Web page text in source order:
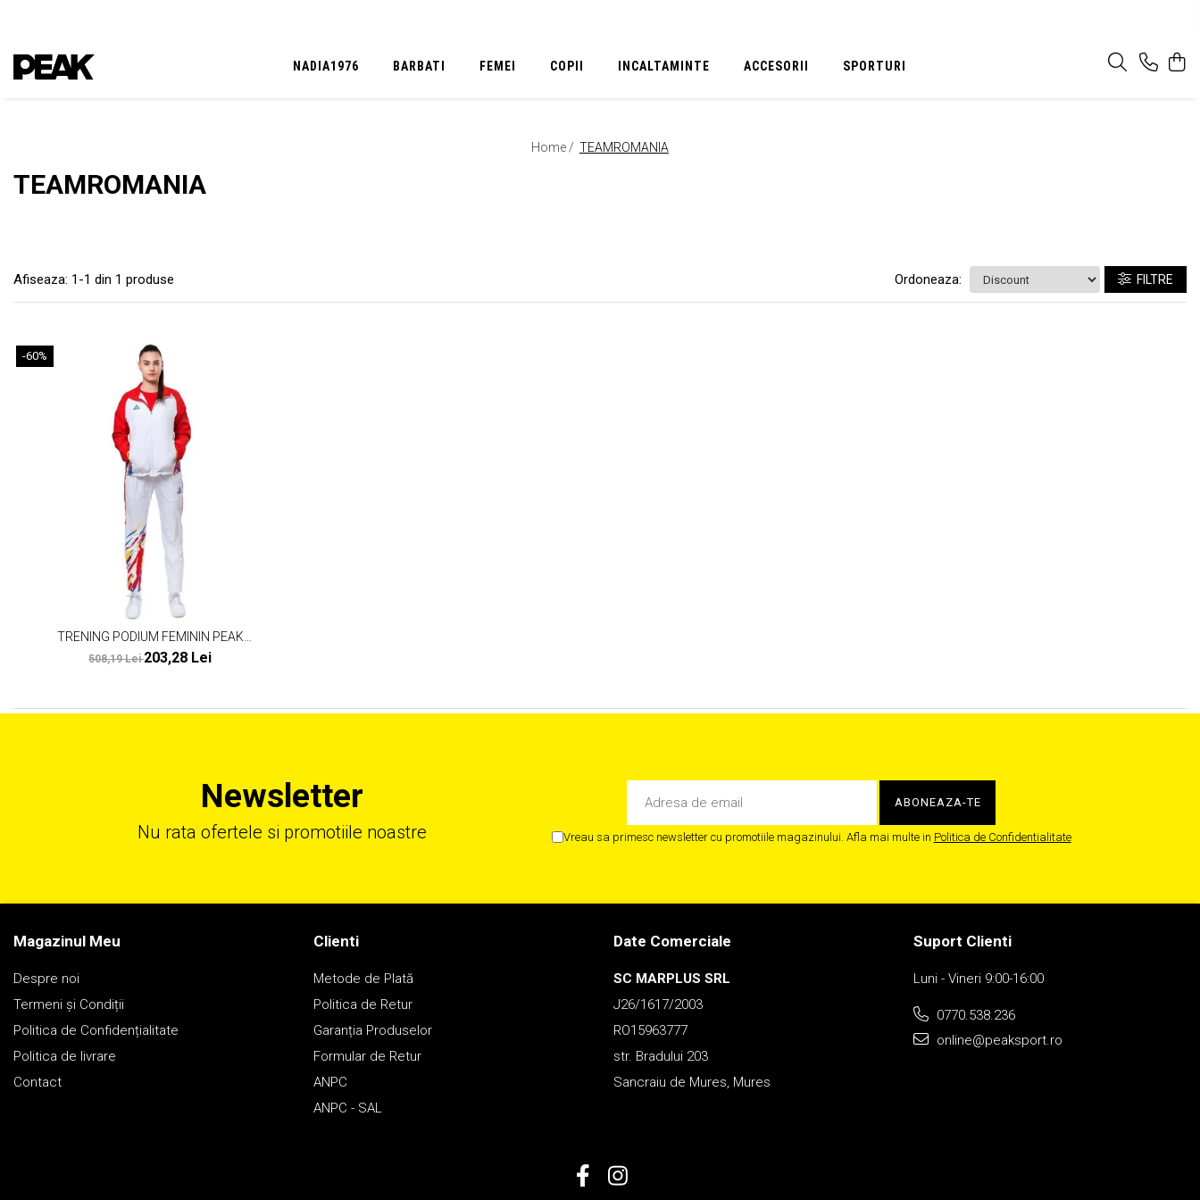
NADIA1976 BARBATI FEMEI COPII INCALTAMINTE ACCESORII SPORTURI
Home / TEAMROMANIA
TEAMROMANIA
Afiseaza: 1-1 din 1 produse FILTRE
Ordoneaza:
-60%
TRENING PODIUM FEMININ PEAK
TEAMROMANIA19 ALB/ROSU
508,19 Lei203,28 Lei
Newsletter
Nu rata ofertele si promotiile noastre Vreau sa primesc newsletter cu promotiile magazinului. Afla mai multe in Politica de Confidentialitate
Magazinul Meu
Despre noi
Termeni și Condiții
Politica de Confidențialitate
Politica de livrare
Contact
Clienti
Metode de Plată
Politica de Retur
Garanția Produselor
Formular de Retur
ANPC
ANPC - SAL
Date Comerciale
SC MARPLUS SRL
J26/1617/2003
RO15963777
str. Bradului 203
Sancraiu de Mures, Mures
Suport Clienti
Luni - Vineri 9:00-16:00
0770.538.236
online@peaksport.ro